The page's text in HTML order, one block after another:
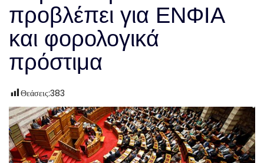
προβλέπει για ΕΝΦΙΑ
και φορολογικά
πρόστιμα
Θεάσεις:383